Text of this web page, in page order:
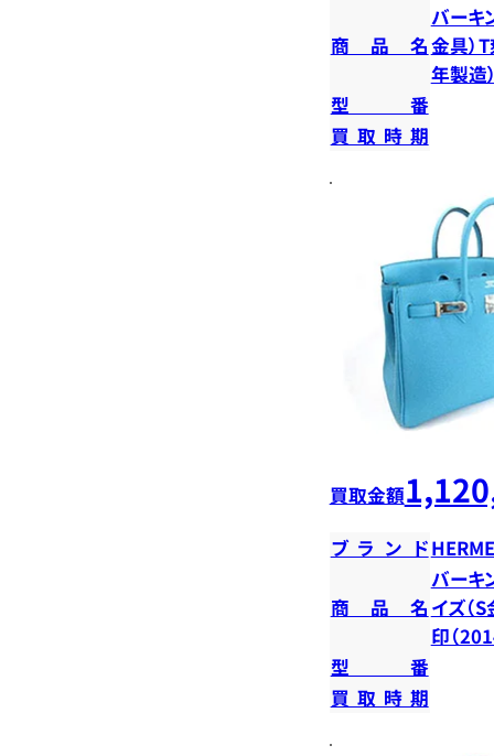
商品名
バーキ
金具）
年製造
型番
買取時期
買取金額
ブランド
商品名
バーキ
イズ（
印（
型番
買取時期